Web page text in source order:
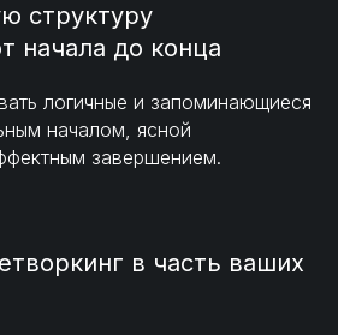
структуру
начала до конца
логичные и запоминающиеся
началом, ясной
завершением.
в часть ваших